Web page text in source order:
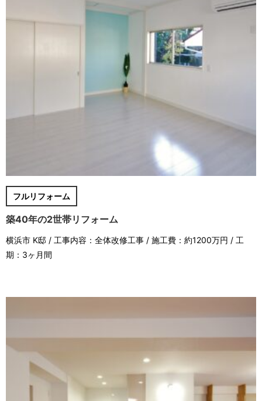
フルリフォーム
築40年の2世帯リフォーム
横浜市 K邸 / 工事内容：全体改修工事 / 施工費：約1200万円 / 工
期：3ヶ月間